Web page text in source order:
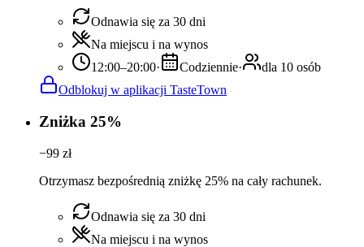
Odnawia się za 30 dni
Na miejscu i na wynos
12:00–20:00· Codziennie·
dla 10 osób
Odblokuj w aplikacji TasteTown
Zniżka 25%
−99 zł
Otrzymasz bezpośrednią zniżkę 25% na cały rachunek.
Odnawia się za 30 dni
Na miejscu i na wynos